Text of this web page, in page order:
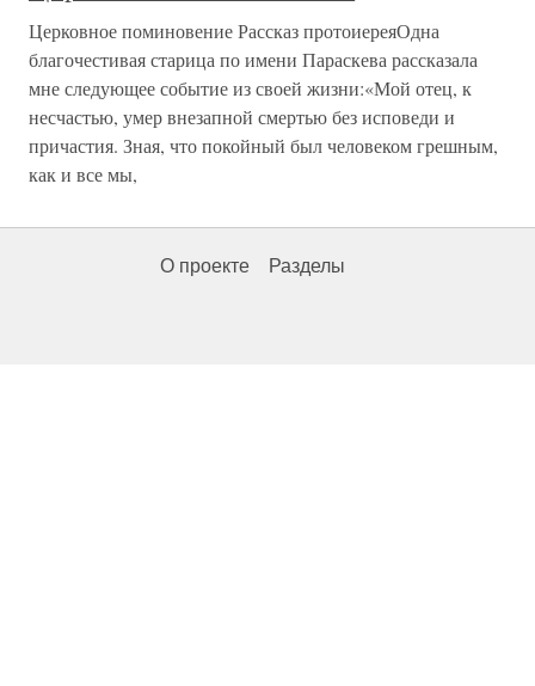
Церковное поминовение Рассказ протоиереяОдна
благочестивая старица по имени Параскева рассказала
мне следующее событие из своей жизни:«Мой отец, к
несчастью, умер внезапной смертью без исповеди и
причастия. Зная, что покойный был человеком грешным,
как и все мы,
О проекте Разделы